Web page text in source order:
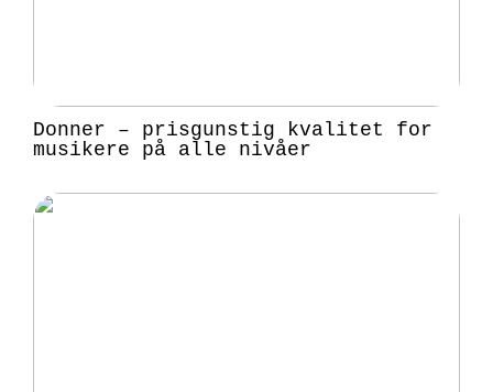
Donner – prisgunstig kvalitet for
musikere på alle nivåer